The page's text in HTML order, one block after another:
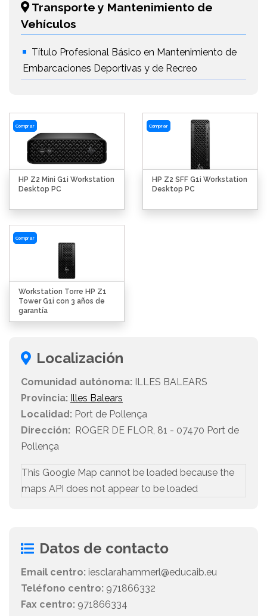
Transporte y Mantenimiento de
Vehículos
Título Profesional Básico en Mantenimiento de
Embarcaciones Deportivas y de Recreo
Comprar
HP Z2 Mini G1i Workstation
Desktop PC
Comprar
HP Z2 SFF G1i Workstation
Desktop PC
Comprar
Workstation Torre HP Z1
Tower G1i con 3 años de
garantía
Localización
Comunidad autónoma: ILLES BALEARS
Provincia: Illes Balears
Localidad: Port de Pollença
Dirección: ROGER DE FLOR, 81 - 07470 Port de
Pollença
This Google Map cannot be loaded because the
maps API does not appear to be loaded
Datos de contacto
Email centro: iesclarahammerl@educaib.eu
Teléfono centro: 971866332
Fax centro: 971866334